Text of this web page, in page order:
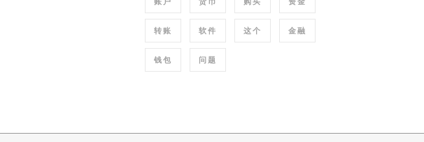
转账 软件 这个 金融
钱包 问题